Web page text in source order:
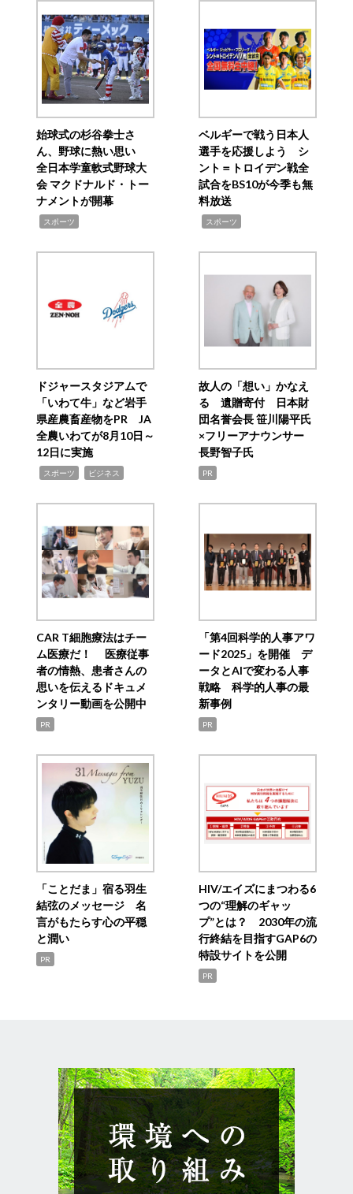
始球式の杉谷拳士さ
ん、野球に熱い思い
全日本学童軟式野球大
会 マクドナルド・トー
ナメントが開幕
スポーツ
ベルギーで戦う日本人
選手を応援しよう シ
ント＝トロイデン戦全
試合をBS10が今季も無
料放送
スポーツ
ドジャースタジアムで
「いわて牛」など岩手
県産農畜産物をPR JA
全農いわてが8月10日～
12日に実施
スポーツ ビジネス
故人の「想い」かなえ
る 遺贈寄付 日本財
団名誉会長 笹川陽平氏
×フリーアナウンサー
長野智子氏
PR
CAR T細胞療法はチー
ム医療だ！ 医療従事
者の情熱、患者さんの
思いを伝えるドキュメ
ンタリー動画を公開中
PR
「第4回科学的人事アワ
ード2025」を開催 デ
ータとAIで変わる人事
戦略 科学的人事の最
新事例
PR
「ことだま」宿る羽生
結弦のメッセージ 名
言がもたらす心の平穏
と潤い
PR
HIV/エイズにまつわる6
つの“理解のギャッ
プ”とは？ 2030年の流
行終結を目指すGAP6の
特設サイトを公開
PR